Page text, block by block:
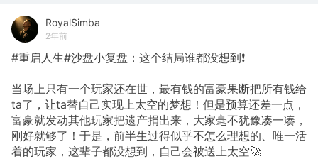
RoyalSimba
2年前
#重启人生#沙盘小复盘：这个结局谁都没想到❗
当场上只有一个玩家还在世，最有钱的富豪果断把所有钱给
ta了，让ta替自己实现上太空的梦想！但是预算还差一点，
富豪就发动其他玩家把遗产捐出来，大家毫不犹豫凑一凑，
刚好就够了！于是，前半生过得似乎不怎么理想的、唯一活
着的玩家，这辈子都没想到，自己会被送上太空🚀